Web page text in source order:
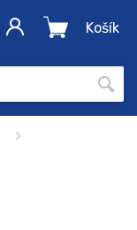
Košík